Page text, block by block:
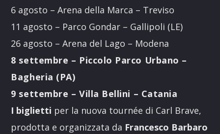
6 agosto – Arena della Marca – Treviso
11 agosto – Parco Gondar – Gallipoli (LE)
26 agosto – Arena del Lago – Modena
8 settembre – Piccolo Parco Urbano –
Bagheria (PA)
9 settembre – Villa Bellini – Catania
I biglietti per la nuova tournée di Carl Brave,
prodotta e organizzata da Francesco Barbaro